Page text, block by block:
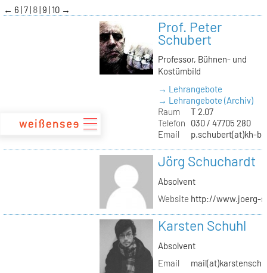
zum
Inhalt
← 6 7 8 9 10 →
Prof. Peter
Schubert
Professor, Bühnen- und
Kostümbild
→ Lehrangebote
→ Lehrangebote (Archiv)
Raum
T 2.07
Telefon
030 / 47705 280
Email
p.schubert(at)kh-
Jörg Schuchardt
Absolvent
Website http://www.joerg-
Karsten Schuhl
Absolvent
Email